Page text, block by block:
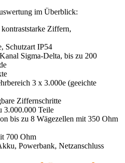
im Überblick:
Ziffern,
Schutzart IP54
Sigma-Delta, bis zu 200
3 x 3.000e (geeichte
Ziffernschritte
3.000.000 Teile
bis zu 8 Wägezellen mit 350 Ohm
700 Ohm
Powerbank, Netzanschluss